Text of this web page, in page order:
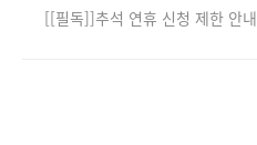
[[필독]]추석 연휴 신청 제한 안내